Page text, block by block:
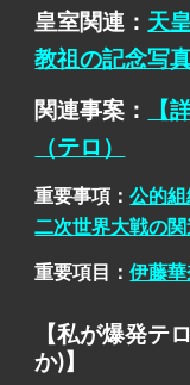
皇室関連： 天
教祖の記念写真
関連事案：
【
（テロ）
重要事項：公的
二次世界大戦の
重要項目：伊藤
【私が爆発テ
か)】